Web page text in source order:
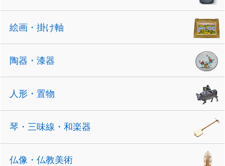
絵画・掛け軸
陶器・漆器
人形・置物
琴・三味線・和楽器
仏像・仏教美術